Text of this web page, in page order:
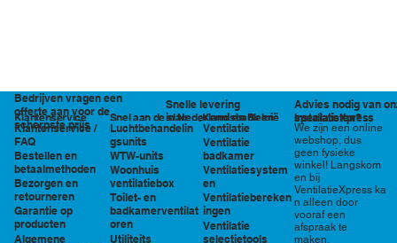
Klantenservice
Klantenservice /
FAQ
Bestellen en
betaalmethoden
Bezorgen en
retourneren
Garantie op
producten
Algemene
Bedrijven vragen een
offerte aan voor de
scherpste prijs
Snelle levering
in Nederland en België
Advies nodig van
specialisten?
Snel aan de slag
Luchtbehandelin
gsunits
WTW-units
Woonhuis
ventilatiebox
Toilet- en
badkamerventilat
oren
Utiliteits
Kennisbank en
tools
Ventilatie
Ventilatie
badkamer
Ventilatiesystem
en
Ventilatiebereken
ingen
Ventilatie
selectietools
We zijn een online
webshop, dus
geen fysieke
winkel! Langskom
en bij
VentilatieXpress ka
n alleen door
vooraf een
afspraak te
maken.
InstallatieXpress